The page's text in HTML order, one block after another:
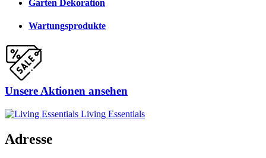
Garten Dekoration
Wartungsprodukte
Unsere Aktionen ansehen
Living Essentials
Adresse